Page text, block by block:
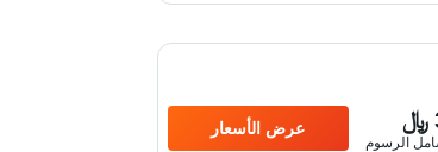
الرسوم
عرض الأسعار